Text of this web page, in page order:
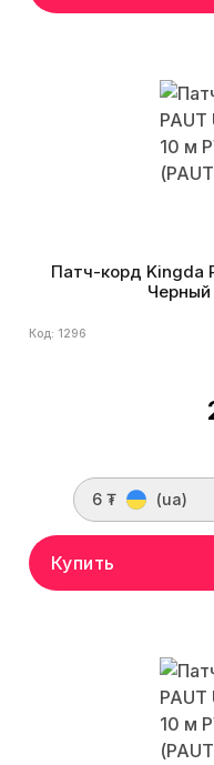
Патч-корд Kingda
Черный
Код: 1296
6 ₮ (ua)
Купить